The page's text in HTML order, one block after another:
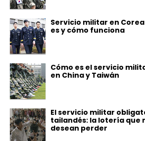
Servicio militar en
es y cómo funciona
Cómo es el servicio
en China y Taiwán
El servicio militar
tailandés: la lotería que
desean perder